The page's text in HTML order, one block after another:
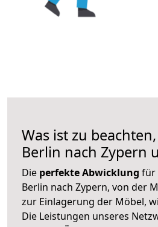
Was ist zu
Berlin nach Zypern
Die perfekte Abwicklung für
Berlin nach Zypern, von der
zur Einlagerung der Möbel,
Die Leistungen unseres